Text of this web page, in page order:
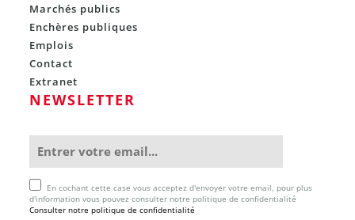
Marchés publics
Enchères publiques
Emplois
Contact
Extranet
NEWSLETTER
En cochant cette case vous acceptez d'envoyer votre email, pour plus
d'information vous pouvez consulter notre politique de confidentialité
Consulter notre politique de confidentialité